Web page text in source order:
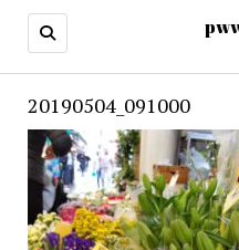
20190504_091000